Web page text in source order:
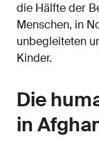
die Hälfte der
Menschen, in
unbegleiteten
Kinder.
Die
in